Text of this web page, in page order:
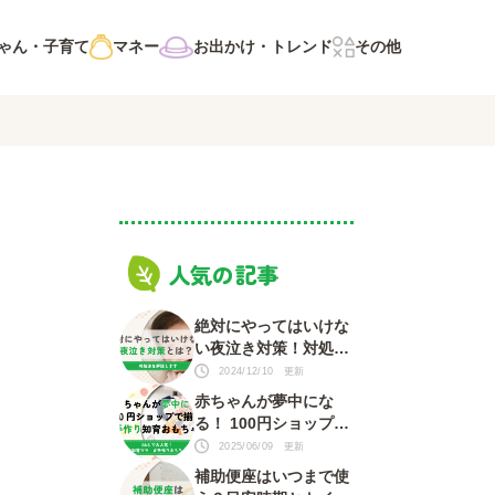
ん・子育て マネー お出かけ・トレンド その他
人気の記事
絶対にやってはいけな
い夜泣き対策！対処法
を知って赤ちゃんもマ
マも安心
2024/12/10 更新
赤ちゃんが夢中にな
る！ 100円ショップで
揃う 手づくり知育おも
ちゃ
2025/06/09 更新
補助便座はいつまで使